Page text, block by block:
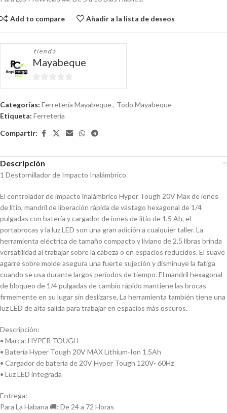
Add to compare Añadir a la lista de deseos
tienda
Mayabeque
0
Categorías: Ferretería Mayabeque, Todo Mayabeque
Etiqueta: Ferretería
Compartir:
Descripción
1 Destornillador de Impacto Inalámbrico
El controlador de impacto inalámbrico Hyper Tough 20V Max de iones
de litio, mandril de liberación rápida de vástago hexagonal de 1/4
pulgadas con batería y cargador de iones de litio de 1,5 Ah, el
portabrocas y la luz LED son una gran adición a cualquier taller. La
herramienta eléctrica de tamaño compacto y liviano de 2,5 libras brinda
versatilidad al trabajar sobre la cabeza o en espacios reducidos. El suave
agarre sobre molde asegura una fuerte sujeción y disminuye la fatiga
cuando se usa durante largos períodos de tiempo. El mandril hexagonal
de bloqueo de 1/4 pulgadas de cambio rápido mantiene las brocas
firmemente en su lugar sin deslizarse. La herramienta también tiene una
luz LED de alta salida para trabajar en espacios más oscuros.
Descripción:
• Marca: HYPER TOUGH
• Batería Hyper Tough 20V MAX Lithium-Ion 1.5Ah
• Cargador de batería de 20V Hyper Tough 120V- 60Hz
• Luz LED integrada
Entrega:
Para La Habana 🚚: De 24 a 72 Horas